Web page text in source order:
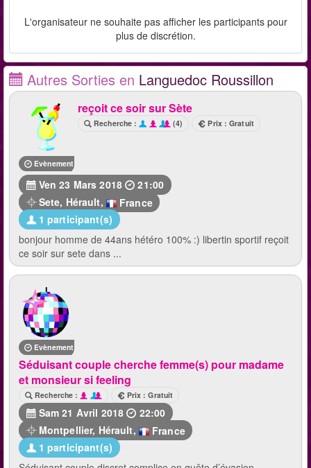
L'organisateur ne souhaite pas afficher les participants pour
plus de discrétion.
Autres Sorties en Languedoc Roussillon
Evènement terminé
reçoit ce soir sur Sète
Recherche : (4) Prix : Gratuit
Ven 23 Mars 2018
21:00
Sete, Hérault,
France
1 participant(s)
bonjour homme de 44ans hétéro 100% :) libertin sportif reçoit
ce soir sur sete dans ...
Evènement terminé
Séduisant couple cherche femme(s) pour madame
et monsieur si feeling
Recherche : Prix : Gratuit
Sam 21 Avril 2018
22:00
Montpellier, Hérault,
France
1 participant(s)